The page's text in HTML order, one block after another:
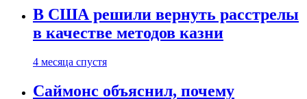
В США решили вернуть расстрелы
в качестве методов казни
4 месяца спустя
Саймонс объяснил, почему